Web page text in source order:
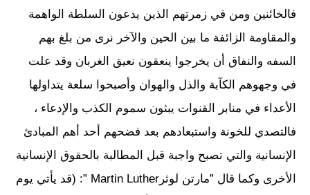
فالخائنين ومن في زمرتهم الذين يدعون السلطة الواهمة
والمقاومة الزائفة ما بين الحين والآخر نرى من بلغ بهم
السفه والنفاق أن يخرجوا ينعقون نعيق الغربان وقد علت
في وجهوهم الكآبة والذل والهوان وأصبحوا سلعة يتداولها
الأعداء في منابر القنوات يبثون سموم الكذب والإدعاء ،
فالتصدي للخونة واستبعادهم بعد فضحهم أحد أهم المبادئ
الإنسانية والتي تصبح واجبة قبل المطالبة بالحقوق الإنسانية
الأخرى وكما قال ”مارتن لوثرMartin Luther ”: (قد يأتي يوم